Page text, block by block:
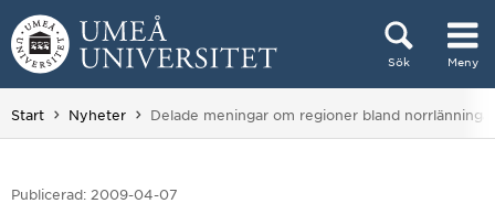
Hoppa direkt till innehållet
Sök Meny
Huvudmenyn dold.
Start Nyheter Du är här:
Delade meningar om regioner bland norrlänningar
Publicerad: 2009-04-07